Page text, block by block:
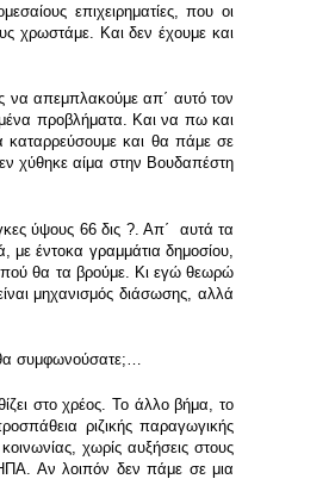
επιχειρηματίες, που οι
χρωστάμε. Και δεν έχουμε και
να απεμπλακούμε απ΄ αυτό τον
προβλήματα. Και να πω και
καταρρεύσουμε και θα πάμε σε
χύθηκε αίμα στην Βουδαπέστη
ύψους 66 δις ?. Απ΄ αυτά τα
έντοκα γραμμάτια δημοσίου,
πού θα τα βρούμε. Κι εγώ θεωρώ
μηχανισμός διάσωσης, αλλά
συμφωνούσατε;…
στο χρέος. Το άλλο βήμα, το
ριζικής παραγωγικής
χωρίς αυξήσεις στους
ΗΠΑ. Αν λοιπόν δεν πάμε σε μια